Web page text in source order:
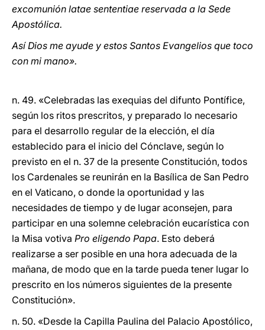
excomunión latae sententiae reservada a la Sede
Apostólica.
Así Dios me ayude y estos Santos Evangelios que toco
con mi mano».
n. 49. «Celebradas las exequias del difunto Pontífice,
según los ritos prescritos, y preparado lo necesario
para el desarrollo regular de la elección, el día
establecido para el inicio del Cónclave, según lo
previsto en el n. 37 de la presente Constitución, todos
los Cardenales se reunirán en la Basílica de San Pedro
en el Vaticano, o donde la oportunidad y las
necesidades de tiempo y de lugar aconsejen, para
participar en una solemne celebración eucarística con
la Misa votiva Pro eligendo Papa. Esto deberá
realizarse a ser posible en una hora adecuada de la
mañana, de modo que en la tarde pueda tener lugar lo
prescrito en los números siguientes de la presente
Constitución».
n. 50. «Desde la Capilla Paulina del Palacio Apostólico,